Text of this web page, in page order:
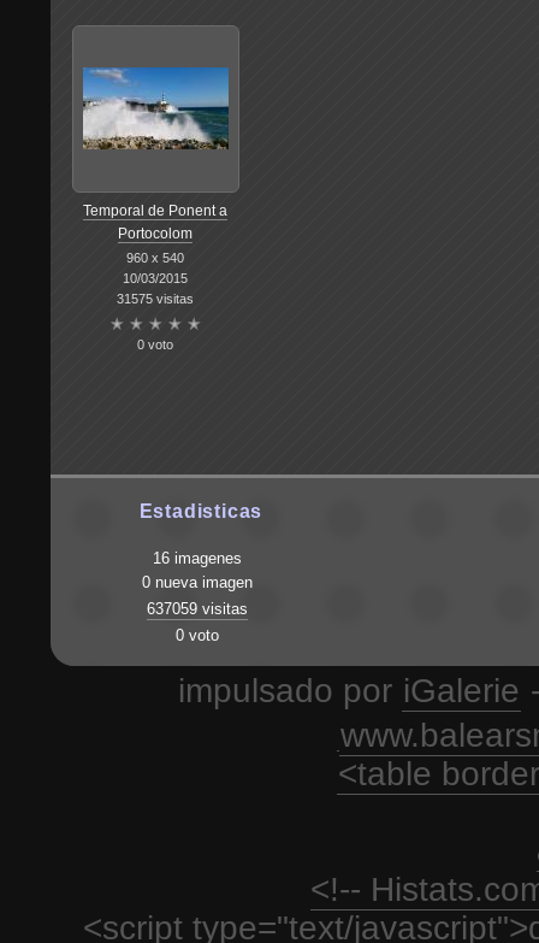
Temporal de Ponent a
Portocolom
960 x 540
10/03/2015
31575 visitas
0 voto
Estadisticas
16 imagenes
0 nueva imagen
637059 visitas
0 voto
impulsado por iGalerie
<table
<!--
<script type="text/